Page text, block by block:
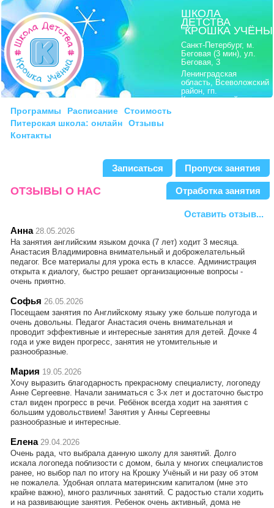
ШКОЛА
ДЕТСТВА
"КРОШКА
Санкт-Петербург, м.
Беговая (3 мин), ул.
Беговая, 3
Ленинградская
область, Всеволожский
район, гп.
Кузьмоловский,
Программы Расписание
Стоимость
Питерская школа: онлайн
Отзывы
Контакты
Пропуск занятия
Записаться
Отработка занятия
ОТЗЫВЫ О НАС
Оставить отзыв...
Анна 28.05.2026
На занятия английским языком дочка (7 лет) ходит 3 месяца.
Анастасия Владимировна внимательный и доброжелательный
педагог. Все материалы для урока есть в классе. Администрация
открыта к диалогу, быстро решает организационные вопросы -
очень приятно.
Софья 26.05.2026
Посещаем занятия по Английскому языку уже больше полугода и
очень довольны. Педагог Анастасия очень внимательная и
проводит эффективные и интересные занятия для детей. Дочке 4
года и уже виден прогресс, занятия не утомительные и
разнообразные.
Мария 19.05.2026
Хочу выразить благодарность прекрасному специалисту, логопеду
Анне Сергеевне. Начали заниматься с 3-х лет и достаточно быстро
стал виден прогресс в речи. Ребёнок всегда ходит на занятия с
большим удовольствием! Занятия у Анны Сергеевны
разнообразные и интересные.
Елена 29.04.2026
Очень рада, что выбрала данную школу для занятий. Долго
искала логопеда поблизости с домом, была у многих специалистов
ранее, но выбор пал по итогу на Крошку Учёный и ни разу об этом
не пожалела. Удобная оплата материнским капиталом (мне это
крайне важно), много различных занятий. С радостью стали ходить
и на развивающие занятия. Ребенок очень активный, дома не